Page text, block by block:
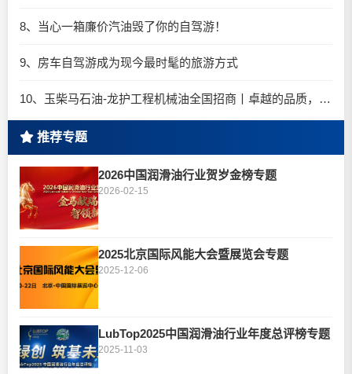
8、当心一箱廉价汽油毁了你的自驾游！
9、房车自驾游成为现今最时髦的旅游方式
10、玉柴马石油-龙护工程机械油全国招商丨卓越的品质，专业的品牌！
推荐专题
2026中国润滑油行业贺岁金榜专题
2026-02-15
2025北京国际风能大会暨展览会专题
2025-12-06
LubTop2025中国润滑油行业年度总评榜专题
2025-11-03